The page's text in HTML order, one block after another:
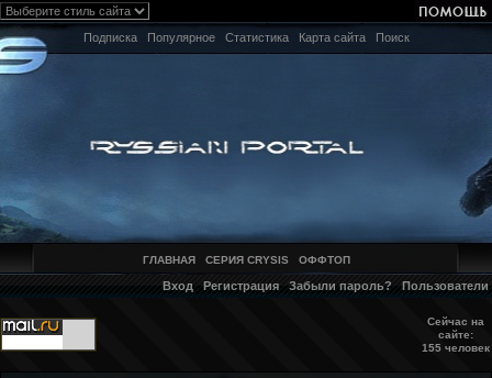
Подписка Популярное Статистика Карта сайта Поиск
ГЛАВНАЯ СЕРИЯ CRYSIS ОФФТОП
Вход Регистрация Забыли пароль? Пользователи
Сейчас на
сайте:
155 человек